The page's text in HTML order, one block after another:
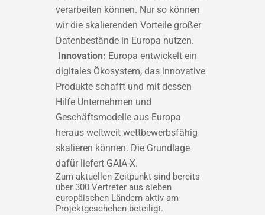
verarbeiten können. Nur so können
wir die skalierenden Vorteile großer
Datenbestände in Europa nutzen.
Innovation: Europa entwickelt ein
digitales Ökosystem, das innovative
Produkte schafft und mit dessen
Hilfe Unternehmen und
Geschäftsmodelle aus Europa
heraus weltweit wettbewerbsfähig
skalieren können. Die Grundlage
dafür liefert GAIA-X.
Zum aktuellen Zeitpunkt sind bereits
über 300 Vertreter aus sieben
europäischen Ländern aktiv am
Projektgeschehen beteiligt.